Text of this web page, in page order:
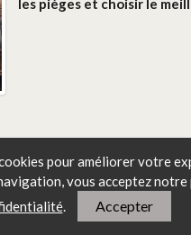
pour améliorer votre
vous acceptez notre
. Accepter
les pièges et choisir le
Thé vs infusion : quelles
différences (et lequel